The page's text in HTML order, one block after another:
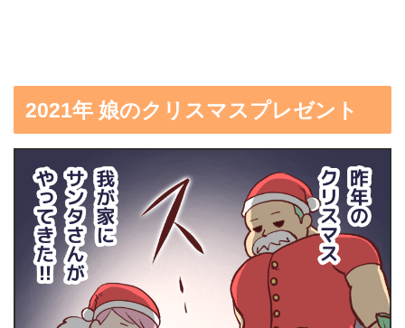
2021年 娘のクリスマスプレゼント